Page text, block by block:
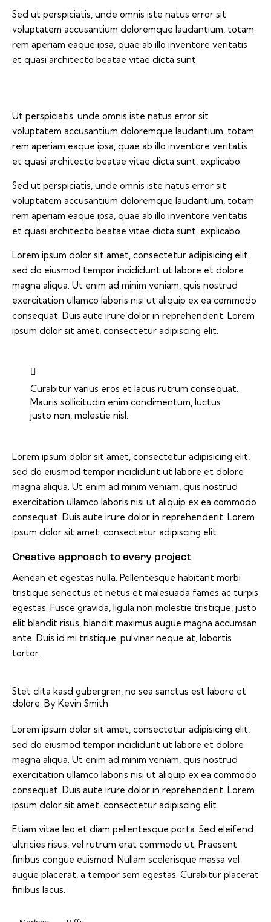
Sed ut perspiciatis, unde omnis iste natus error sit
voluptatem accusantium doloremque laudantium, totam
rem aperiam eaque ipsa, quae ab illo inventore veritatis
et quasi architecto beatae vitae dicta sunt.
Ut perspiciatis, unde omnis iste natus error sit
voluptatem accusantium doloremque laudantium, totam
rem aperiam eaque ipsa, quae ab illo inventore veritatis
et quasi architecto beatae vitae dicta sunt, explicabo.
Sed ut perspiciatis, unde omnis iste natus error sit
voluptatem accusantium doloremque laudantium, totam
rem aperiam eaque ipsa, quae ab illo inventore veritatis
et quasi architecto beatae vitae dicta sunt, explicabo.
Lorem ipsum dolor sit amet, consectetur adipisicing elit,
sed do eiusmod tempor incididunt ut labore et dolore
magna aliqua. Ut enim ad minim veniam, quis nostrud
exercitation ullamco laboris nisi ut aliquip ex ea commodo
consequat. Duis aute irure dolor in reprehenderit. Lorem
ipsum dolor sit amet, consectetur adipiscing elit.
Curabitur varius eros et lacus rutrum consequat.
Mauris sollicitudin enim condimentum, luctus
justo non, molestie nisl.
Lorem ipsum dolor sit amet, consectetur adipisicing elit,
sed do eiusmod tempor incididunt ut labore et dolore
magna aliqua. Ut enim ad minim veniam, quis nostrud
exercitation ullamco laboris nisi ut aliquip ex ea commodo
consequat. Duis aute irure dolor in reprehenderit. Lorem
ipsum dolor sit amet, consectetur adipiscing elit.
Creative approach to every project
Aenean et egestas nulla. Pellentesque habitant morbi
tristique senectus et netus et malesuada fames ac turpis
egestas. Fusce gravida, ligula non molestie tristique, justo
elit blandit risus, blandit maximus augue magna accumsan
ante. Duis id mi tristique, pulvinar neque at, lobortis
tortor.
Stet clita kasd gubergren, no sea sanctus est labore et
dolore. By Kevin Smith
Lorem ipsum dolor sit amet, consectetur adipisicing elit,
sed do eiusmod tempor incididunt ut labore et dolore
magna aliqua. Ut enim ad minim veniam, quis nostrud
exercitation ullamco laboris nisi ut aliquip ex ea commodo
consequat. Duis aute irure dolor in reprehenderit. Lorem
ipsum dolor sit amet, consectetur adipiscing elit.
Etiam vitae leo et diam pellentesque porta. Sed eleifend
ultricies risus, vel rutrum erat commodo ut. Praesent
finibus congue euismod. Nullam scelerisque massa vel
augue placerat, a tempor sem egestas. Curabitur placerat
finibus lacus.